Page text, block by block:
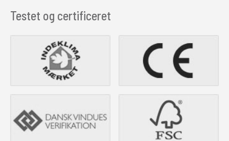
Testet og certificeret